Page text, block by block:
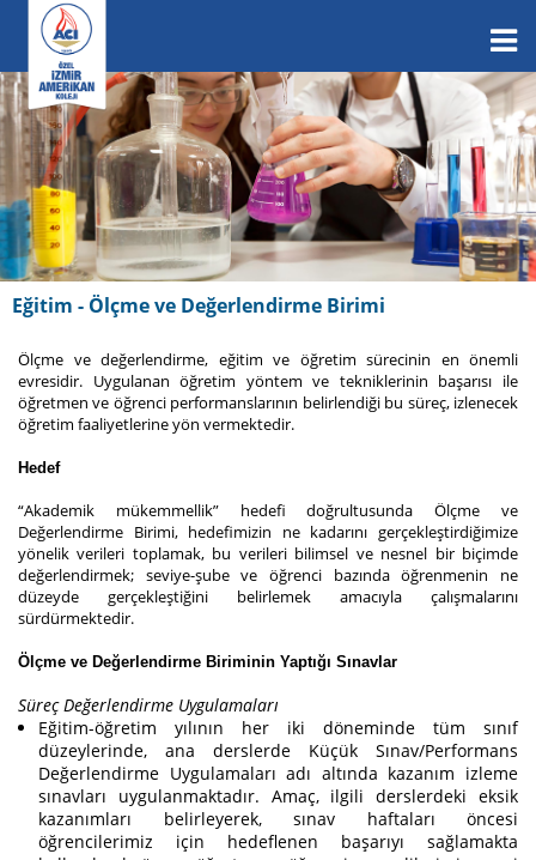
Eğitim - Ölçme ve Değerlendirme Birimi
Ölçme ve değerlendirme, eğitim ve öğretim sürecinin en önemli
evresidir. Uygulanan öğretim yöntem ve tekniklerinin başarısı ile
öğretmen ve öğrenci performanslarının belirlendiği bu süreç, izlenecek
öğretim faaliyetlerine yön vermektedir.
Hedef
“Akademik mükemmellik” hedefi doğrultusunda Ölçme ve
Değerlendirme Birimi, hedefimizin ne kadarını gerçekleştirdiğimize
yönelik verileri toplamak, bu verileri bilimsel ve nesnel bir biçimde
değerlendirmek; seviye-şube ve öğrenci bazında öğrenmenin ne
düzeyde gerçekleştiğini belirlemek amacıyla çalışmalarını
sürdürmektedir.
Ölçme ve Değerlendirme Biriminin Yaptığı Sınavlar
Süreç Değerlendirme Uygulamaları
Eğitim-öğretim yılının her iki döneminde tüm sınıf
düzeylerinde, ana derslerde Küçük Sınav/Performans
Değerlendirme Uygulamaları adı altında kazanım izleme
sınavları uygulanmaktadır. Amaç, ilgili derslerdeki eksik
kazanımları belirleyerek, sınav haftaları öncesi
öğrencilerimiz için hedeflenen başarıyı sağlamakta